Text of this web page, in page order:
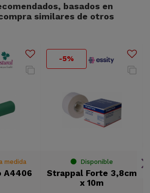
basados en
similares de otros
medida
A4406
-5%
Disponible
Strappal Forte 3,8cm
x 10m